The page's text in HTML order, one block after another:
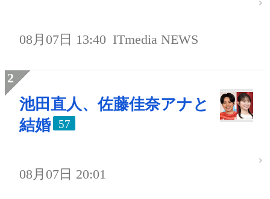
08月07日 13:40 ITmedia NEWS
池田直人、佐藤佳奈アナと
結婚
57
08月07日 20:01